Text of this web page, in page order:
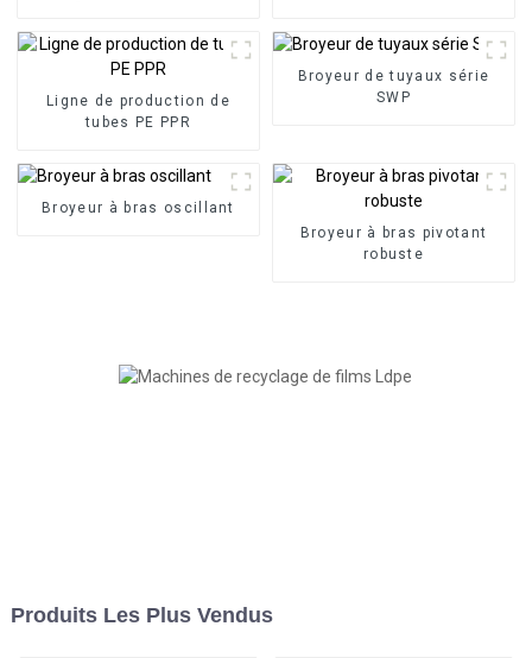
Ligne de production de
tubes PE PPR
Broyeur de tuyaux série
SWP
Broyeur à bras oscillant
Broyeur à bras pivotant
robuste
Produits Les Plus Vendus